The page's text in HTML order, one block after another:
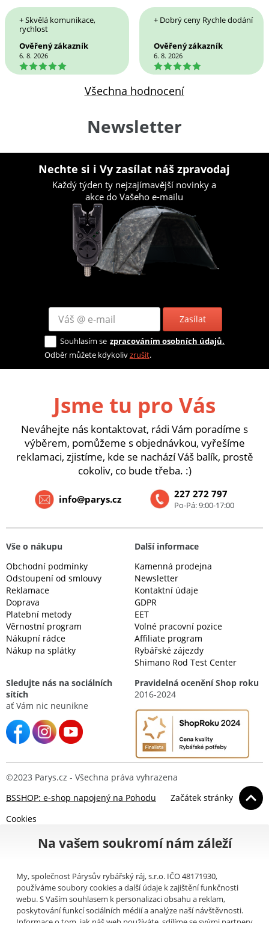
+ Skvělá komunikace,
rychlost
Ověřený zákazník
6. 8. 2026
5
+ Dobrý ceny Rychle dodání
Ověřený zákazník
6. 8. 2026
5
Všechna hodnocení
Newsletter
Nechte si i Vy zasílat náš zpravodaj
Každý týden ty nejzajímavější novinky a
akce do Vašeho e-mailu
Zasílat
Souhlasím se zpracováním osobních údajů.
Odběr můžete kdykolivzrušit.
Jsme tu pro Vás
Neváhejte nás kontaktovat, rádi Vám poradíme s
výběrem, pomůžeme s objednávkou, vyřešíme
reklamaci, zjistíme, kde se nachází Váš balík, prostě
cokoliv, co bude třeba. :)
227 272 797
Po-Pá: 9:00-17:00
info@parys.cz
Vše o nákupu
Obchodní podmínky
Odstoupení od smlouvy
Reklamace
Doprava
Platební metody
Věrnostní program
Nákupní rádce
Nákup na splátky
Další informace
Kamenná prodejna
Newsletter
Kontaktní údaje
GDPR
EET
Volné pracovní pozice
Affiliate program
Rybářské zájezdy
Shimano Rod Test Center
Sledujte nás na sociálních
sítích
ať Vám nic neunikne
Pravidelná ocenění Shop roku
2016-2024
©2023 Parys.cz - Všechna práva vyhrazena
BSSHOP: e-shop napojený na Pohodu
Začátek stránky
Cookies
Na vašem soukromí nám záleží
My, společnost Párysův rybářský ráj, s.r.o. IČO 48171930,
používáme soubory cookies a další údaje k zajištění funkčnosti
webu. S Vaším souhlasem k personalizaci obsahu a reklam,
poskytování funkcí sociálních médií a analýze naší návštěvnosti.
Informace o tom, jak náš web používáte, sdílíme se svými partnery